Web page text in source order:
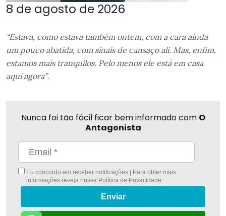
8 de agosto de 2026
“Estava, como estava também ontem, com a cara ainda
um pouco abatida, com sinais de cansaço ali. Mas, enfim,
estamos mais tranquilos. Pelo menos ele está em casa
aqui agora”.
Nunca foi tão fácil ficar bem informado com O
Antagonista
Eu concordo em receber notificações | Para obter mais
informações reveja nossa Política de Privacidade.
Enviar